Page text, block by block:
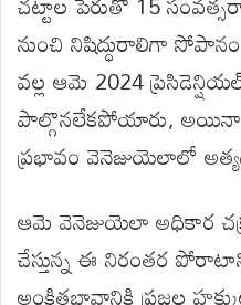
నుంచి నిషిద్ధురాలిగా
వల్ల ఆమె 2024
పాల్గొనలేకపోయారు, అయినా
ప్రభావం వెనెజుయెలాలో
ఆమె వెనెజుయెలా అధికార
చేస్తున్న ఈ నిరంతర
అంకితభావానికి ప్రజల